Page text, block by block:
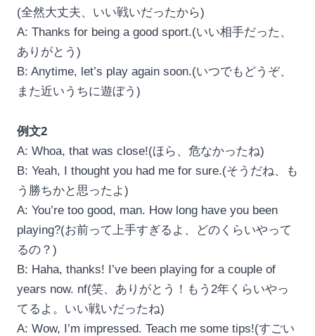
(全然大丈夫、いい戦いだったから)
A: Thanks for being a good sport.(いい相手だった、
ありがとう)
B: Anytime, let’s play again soon.(いつでもどうぞ、
また近いうちに遊ぼう)
例文2
A: Whoa, that was close!(ほら、危なかったね)
B: Yeah, I thought you had me for sure.(そうだね、も
う勝ちかと思ったよ)
A: You’re too good, man. How long have you been
playing?(お前って上手すぎるよ、どのくらいやって
るの？)
B: Haha, thanks! I’ve been playing for a couple of
years now. nf(笑、ありがとう！もう2年くらいやっ
てるよ。いい戦いだったね)
A: Wow, I’m impressed. Teach me some tips!(すごい